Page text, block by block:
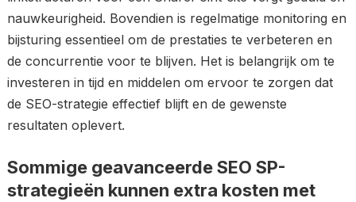
nauwkeurigheid. Bovendien is regelmatige monitoring en
bijsturing essentieel om de prestaties te verbeteren en
de concurrentie voor te blijven. Het is belangrijk om te
investeren in tijd en middelen om ervoor te zorgen dat
de SEO-strategie effectief blijft en de gewenste
resultaten oplevert.
Sommige geavanceerde SEO SP-
strategieën kunnen extra kosten met